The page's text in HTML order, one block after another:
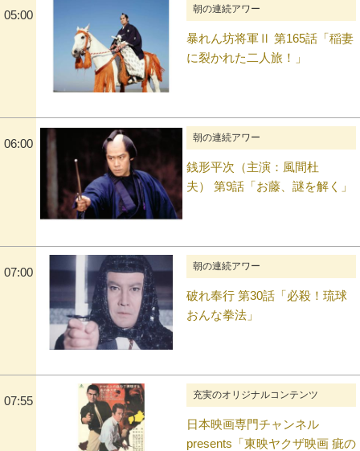
05:00 朝の連続アワー
暴れん坊将軍Ⅱ 第165話「稲妻
に裂かれた二人旅！」
06:00 朝の連続アワー
銭形平次（主演：風間杜
夫） 第9話「お藤、謎を解く」
07:00 朝の連続アワー
破れ奉行 第30話「必殺！琉球
おんな拳法」
07:55 充実のオリジナルコンテンツ
日本映画専門チャンネル
presents「東映ヤクザ映画 疵の